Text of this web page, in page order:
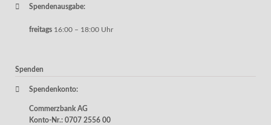
Spendenausgabe:
freitags 16:00 – 18:00 Uhr
Spenden
Spendenkonto:
Commerzbank AG
Konto-Nr.: 0707 2556 00